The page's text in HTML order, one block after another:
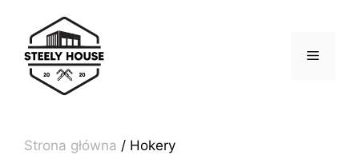
treści
MENU
Strona główna / Hokery